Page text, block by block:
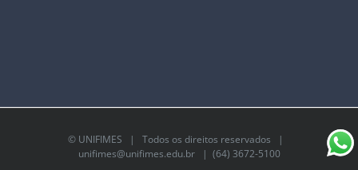
© UNIFIMES | Todos os direitos reservados |
unifimes@unifimes.edu.br| (64) 3672-5100